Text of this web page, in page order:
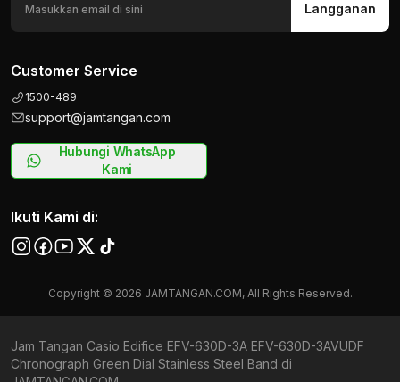
Langganan
Customer Service
1500-489
support@jamtangan.com
Hubungi WhatsApp
Kami
Ikuti Kami di:
Copyright © 2026 JAMTANGAN.COM, All Rights Reserved.
Jam Tangan Casio Edifice EFV-630D-3A EFV-630D-3AVUDF
Chronograph Green Dial Stainless Steel Band di